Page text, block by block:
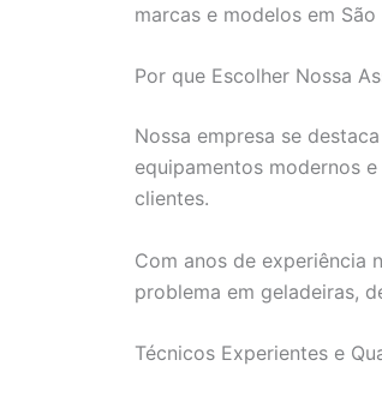
marcas e modelos em
Por que Escolher Nossa
Nossa empresa se
equipamentos modernos
clientes.
Com anos de experiência
problema em geladeiras,
Técnicos Experientes e